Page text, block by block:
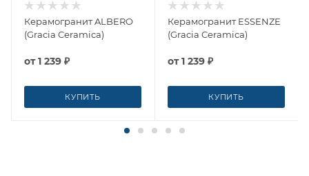
Керамогранит ALBERO
(Gracia Ceramica)
от1 239 ₽
КУПИТЬ
Керамогранит ESSENZE
(Gracia Ceramica)
от1 239 ₽
КУПИТЬ